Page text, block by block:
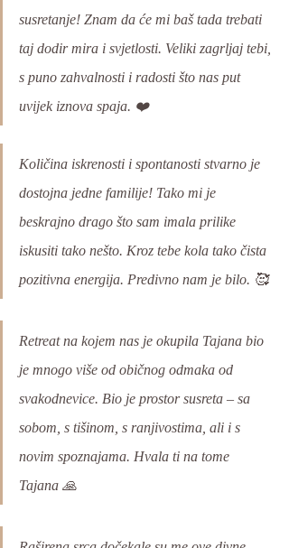
susretanje! Znam da će mi baš tada trebati
taj dodir mira i svjetlosti. Veliki zagrljaj tebi,
s puno zahvalnosti i radosti što nas put
uvijek iznova spaja. ❤️
Količina iskrenosti i spontanosti stvarno je
dostojna jedne familije! Tako mi je
beskrajno drago što sam imala prilike
iskusiti tako nešto. Kroz tebe kola tako čista
pozitivna energija. Predivno nam je bilo. 🥰
Retreat na kojem nas je okupila Tajana bio
je mnogo više od običnog odmaka od
svakodnevice. Bio je prostor susreta – sa
sobom, s tišinom, s ranjivostima, ali i s
novim spoznajama. Hvala ti na tome
Tajana 🙏